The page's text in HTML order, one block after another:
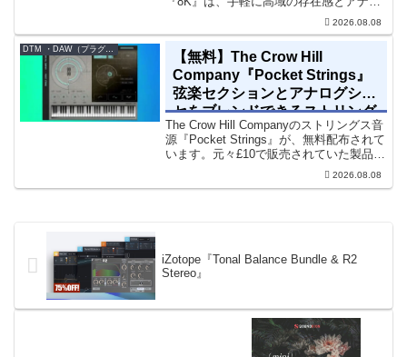
グ的な質感をミックスに加えることがで
きる「8kHz」に特化したコンソールスタ
2026.08.08
【無料】The Crow Hill
Company『Pocket Strings』
弦楽セクションとアナログシン
セをブレンドできるストリング
ス音源プラグイン
The Crow Hill Companyのストリングス音
源『Pocket Strings』が、無料配布されて
います。元々£10で販売されていた製品で
す。『Pocket Strings』についてPocket
2026.08.08
iZotope『Tonal Balance Bundle & R2
Stereo』